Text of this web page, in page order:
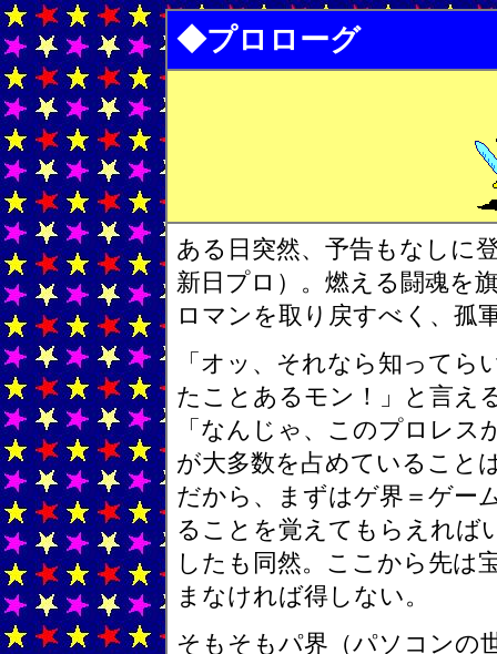
◆プロローグ
ある日突然、予告もなしに
新日プロ）。燃える闘魂を
ロマンを取り戻すべく、孤
「オッ、それなら知ってら
たことあるモン！」と言え
「なんじゃ、このプロレ
が大多数を占めていること
だから、まずはゲ界＝ゲー
ることを覚えてもらえれば
したも同然。ここから先は
まなければ得しない。
そもそもパ界（パソコンの